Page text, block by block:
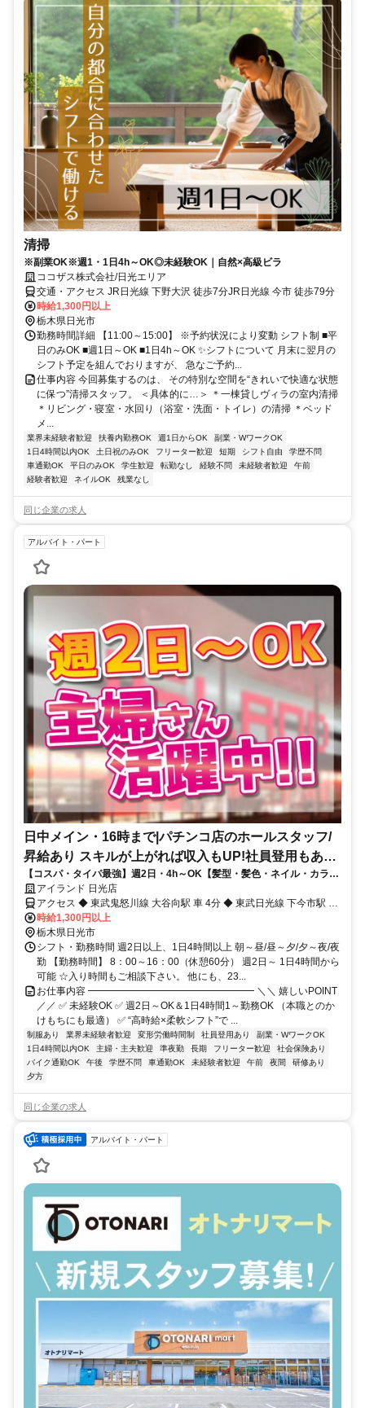
清掃
※副業OK※週1・1日4h～OK◎未経験OK｜自然×高級ビラ
ココザス株式会社/日光エリア
交通・アクセス JR日光線 下野大沢 徒歩7分JR日光線 今市 徒歩79分
時給1,300円以上
栃木県日光市
勤務時間詳細 【11:00～15:00】 ※予約状況により変動 シフト制 ■平
日のみOK ■週1日～OK ■1日4h～OK ✨シフトについて 月末に翌月の
シフト予定を組んでおりますが、 急なご予約...
仕事内容 今回募集するのは、 その特別な空間を“きれいで快適な状態
に保つ”清掃スタッフ。 ＜具体的に…＞ ＊一棟貸しヴィラの室内清掃
＊リビング・寝室・水回り（浴室・洗面・トイレ）の清掃 ＊ベッド
メ...
業界未経験者歓迎 扶養内勤務OK 週1日からOK
副業・WワークOK
1日4時間以内OK
土日祝のみOK フリーター歓迎 短期 シフト自由
学歴不問
車通勤OK
平日のみOK 学生歓迎 転勤なし 経験不問 未経験者歓迎
午前
経験者歓迎
ネイルOK 残業なし
同じ企業の求人
アルバイト・パート
日中メイン・16時まで|パチンコ店のホールスタッフ/
昇給あり スキルが上がれば収入もUP!社員登用もあり
ます!
【コスパ・タイパ最強】週2日・4h～OK【髪型・髪色・ネイル・カラコ
ンもOK】身だしなみ等の基準が緩やか。個性を生かして働ける✨
アイランド 日光店
アクセス ◆ 東武鬼怒川線 大谷向駅 車 4分 ◆ 東武日光線 下今市駅 車
7分 ◆ 東武鬼怒川線 下今市駅 車 7分 ◆ 日光線 今市駅 車 8分 ◆ 東武
日光線 上今市駅 車 9分
時給1,300円以上
栃木県日光市
シフト・勤務時間 週2日以上、1日4時間以上 朝～昼/昼～夕/夕～夜/夜
勤 【勤務時間】 8：00～16：00（休憩60分） 週2日～ 1日4時間から
可能 ☆入り時間もご相談下さい。 他にも、23...
お仕事内容 ━━━━━━━━━━━━━━━━━ ＼＼ 嬉しいPOINT
／／ ✅ 未経験OK ✅ 週2日～OK＆1日4時間1～勤務OK （本職とのか
けもちにも最適） ✅ “高時給×柔軟シフト”で ...
制服あり 業界未経験者歓迎 変形労働時間制 社員登用あり
副業・WワークOK
1日4時間以内OK
主婦・主夫歓迎 準夜勤 長期 フリーター歓迎
社会保険あり
バイク通勤OK
午後 学歴不問 車通勤OK 未経験者歓迎 午前 夜間
研修あり
夕方
同じ企業の求人
アルバイト・パート